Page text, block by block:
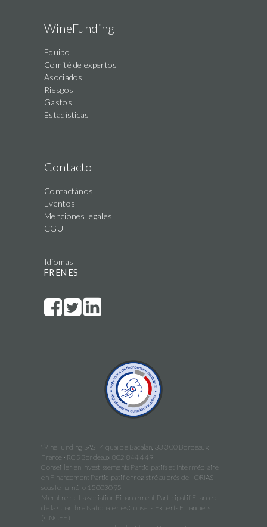
WineFunding
Equipo
Comité de expertos
Asociados
Riesgos
Gastos
Estadísticas
Contacto
Contactános
Eventos
Menciones legales
CGU
Idiomas
FR EN ES
WineFunding SAS · 4 quai de Bacalan, 33 300 Bordeaux,
France · RCS Bordeaux 802 844 449
Conseiller en Investissements Participatifs et Intermédiaire
en Financement Participatif enregistré auprès de l'ORIAS
sous le numéro 15003095
Membre de l'association Financement Participatif France et
de la Chambre Nationale des Conseils Experts Financiers
(CNCEF)